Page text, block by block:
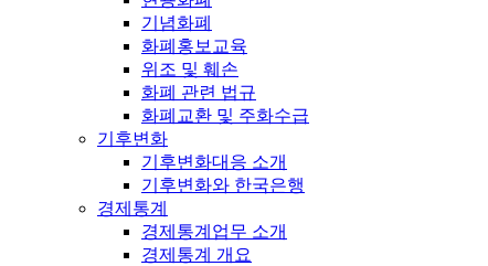
기념화폐
화폐홍보교육
위조 및 훼손
화폐 관련 법규
화폐교환 및 주화수급
기후변화
기후변화대응 소개
기후변화와 한국은행
경제통계
경제통계업무 소개
경제통계 개요